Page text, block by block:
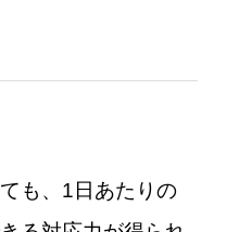
も、1日あたりの